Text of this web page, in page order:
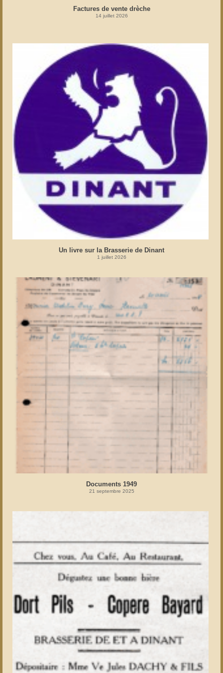
Factures de vente drèche
14 juillet 2026
Un livre sur la Brasserie de Dinant
1 juillet 2026
Documents 1949
21 septembre 2025